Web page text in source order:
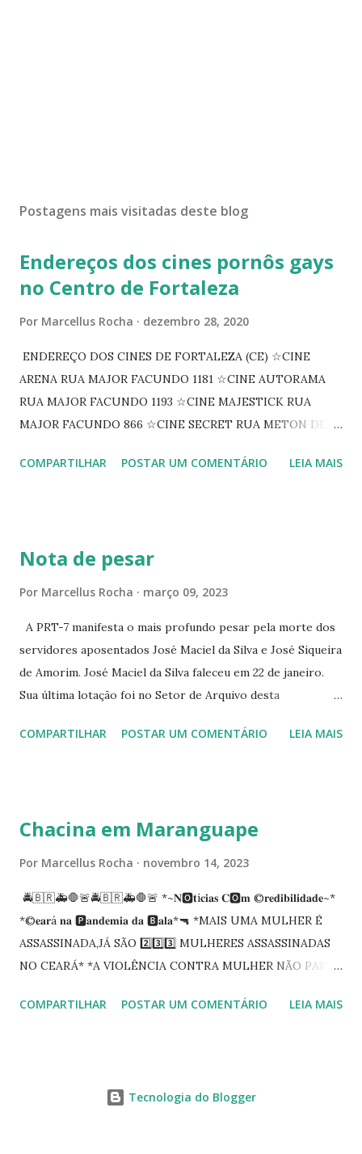
Postagens mais visitadas deste blog
Endereços dos cines pornôs gays
no Centro de Fortaleza
Por Marcellus Rocha dezembro 28, 2020
ENDEREÇO DOS CINES DE FORTALEZA (CE) ☆CINE
ARENA RUA MAJOR FACUNDO 1181 ☆CINE AUTORAMA
RUA MAJOR FACUNDO 1193 ☆CINE MAJESTICK RUA
MAJOR FACUNDO 866 ☆CINE SECRET RUA METON DE
PEIXOTO 1307 ☆CINE IRIS RUA FLORIANO PEIXOTO 1206
☆CINE VIP CLUBE RUA 24 DE MAIO 825 ☆CINE ECLIPSE
COMPARTILHAR POSTAR UM COMENTÁRIO LEIA MAIS
Nota de pesar
Por Marcellus Rocha março 09, 2023
A PRT-7 manifesta o mais profundo pesar pela morte dos
servidores aposentados José Maciel da Silva e José Siqueira
de Amorim. José Maciel da Silva faleceu em 22 de janeiro.
Sua última lotação foi no Setor de Arquivo desta
Siqueira Amorim faleceu em 28 de fevereiro e encerrou a
enquanto atuaram nesta instituição.
COMPARTILHAR POSTAR UM COMENTÁRIO LEIA MAIS
Chacina em Maranguape
Por Marcellus Rocha novembro 14, 2023
🚔🇧🇷🚑🛑🚨🚔🇧🇷🚑🛑🚨 *~𝐍🅾️𝐭í𝐜𝐢𝐚𝐬 𝐂🅾️𝐦 ©️𝐫𝐞𝐝𝐢𝐛𝐢𝐥𝐢𝐝𝐚𝐝𝐞~*
*©️𝐞𝐚𝐫á 𝐧𝐚 🅿️𝐚𝐧𝐝𝐞𝐦𝐢𝐚 𝐝𝐚 🅱️𝐚𝐥𝐚*🔫 *MAIS UMA MULHER É
ASSASSINADA,JÁ SÃO 2️⃣3️⃣3️⃣ MULHERES ASSASSINADAS
NO CEARÁ* *A VIOLÊNCIA CONTRA MULHER NÃO PARA
informações quarto pessoas foram executadas no Distrito
Tbm Amanari. Estavam em uma casa, onde foi invadida e
COMPARTILHAR POSTAR UM COMENTÁRIO LEIA MAIS
Tecnologia do Blogger